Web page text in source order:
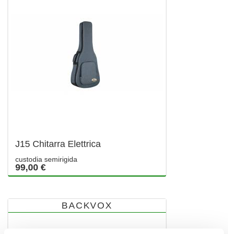
J15 Chitarra Elettrica
custodia semirigida
99,00 €
BACKVOX